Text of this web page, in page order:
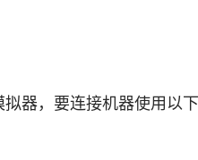
拟器，要连接机器使用以